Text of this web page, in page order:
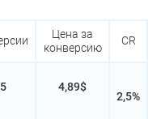
Цена за
конверсию
CR
4,89$
2,5%